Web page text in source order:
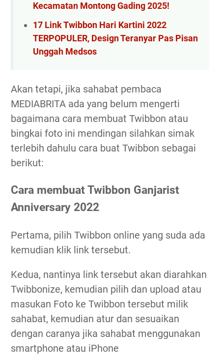
Kecamatan Montong Gading 2025!
17 Link Twibbon Hari Kartini 2022
TERPOPULER, Design Teranyar Pas Pisan
Unggah Medsos
Akan tetapi, jika sahabat pembaca
MEDIABRITA ada yang belum mengerti
bagaimana cara membuat Twibbon atau
bingkai foto ini mendingan silahkan simak
terlebih dahulu cara buat Twibbon sebagai
berikut:
Cara membuat Twibbon Ganjarist
Anniversary 2022
Pertama, pilih Twibbon online yang suda ada
kemudian klik link tersebut.
Kedua, nantinya link tersebut akan diarahkan
Twibbonize, kemudian pilih dan upload atau
masukan Foto ke Twibbon tersebut milik
sahabat, kemudian atur dan sesuaikan
dengan caranya jika sahabat menggunakan
smartphone atau iPhone